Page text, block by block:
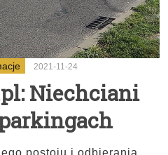
2021-11-24
Niechciani
postoju i odbierania